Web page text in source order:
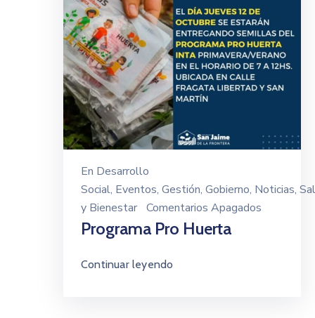
En Desarrollo
Social‚ Eventos‚ Gestión‚ Gobierno‚ Noticias‚
y Bienestar Comentarios Apagados
Programa Pro Huerta
Continuar leyendo